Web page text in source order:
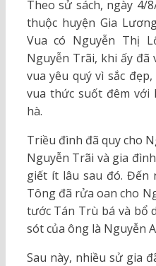
Theo sử sách, ngày 4/
thuộc huyện Gia
Vua có Nguyễn Thị
Nguyễn Trãi, khi ấy đã
vua yêu quý vì sắc
vua thức suốt đêm với
hà.
Triều đình đã quy cho
Nguyễn Trãi và gia
giết ít lâu sau đó. Đến
Tông đã rửa oan cho
tước Tán Trù bá và bổ
sót của ông là Nguyễn
Sau này, nhiều sử gia